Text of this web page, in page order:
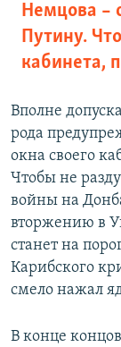
Немцова –
Путину.
кабинета,
Вполне
рода
окна своего
Чтобы не
войны на
вторжению в
станет на
Карибского
смело нажал
В конце